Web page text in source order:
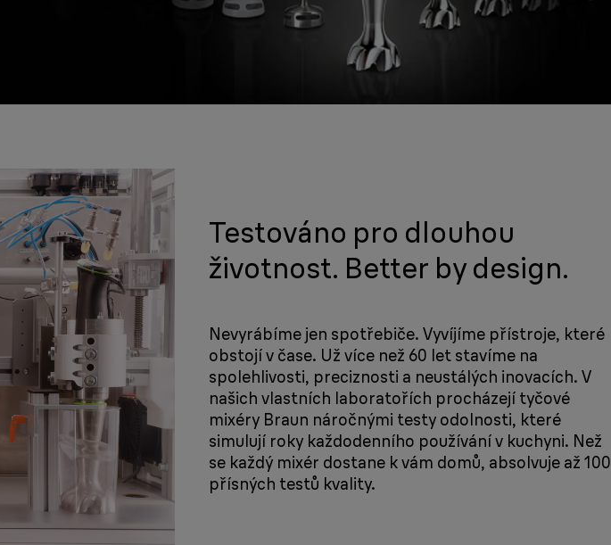
Testováno pro dlouhou
životnost. Better by design.
Nevyrábíme jen spotřebiče. Vyvíjíme přístroje, které
obstojí v čase. Už více než 60 let stavíme na
spolehlivosti, preciznosti a neustálých inovacích. V
našich vlastních laboratořích procházejí tyčové
mixéry Braun náročnými testy odolnosti, které
simulují roky každodenního používání v kuchyni. Než
se každý mixér dostane k vám domů, absolvuje až 100
přísných testů kvality.